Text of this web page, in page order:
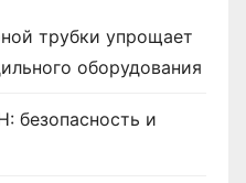
трубки упрощает
оборудования
безопасность и